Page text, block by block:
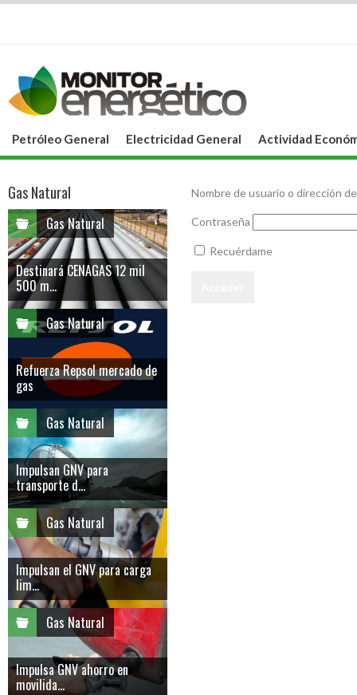
Petróleo General Electricidad General Actividad
Nombre de usuario o dirección
Contraseña
Recuérdame
Gas Natural
Gas Natural
Destinará CENAGAS 12 mil
500 m...
Gas Natural
Refuerza Repsol mercado de
gas
Gas Natural
Impulsan GNV para
transporte d...
Gas Natural
Impulsan el GNV para carga
lim...
Gas Natural
Impulsa GNV ahorro en
movilida...